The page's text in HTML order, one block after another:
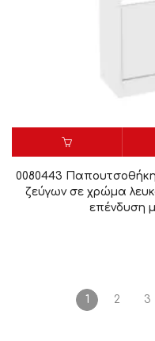
0080443
ζεύγων σε χρώμα
επένδυση
1 2 3